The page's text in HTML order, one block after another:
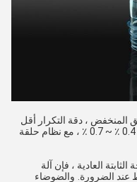
المنخفض ، دقة التكرار أقل
الخطأ في الوزن من المنتجات هو 0.4 ٪ ~ 0.7 ٪ ، مع نظام حلقة
العادية ، فإن آلة
عند الضرورة. والضوضاء